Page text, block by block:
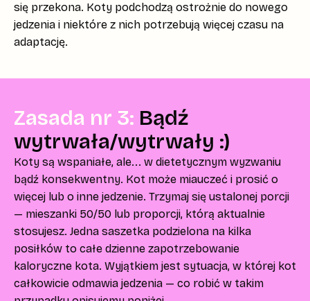
się przekona. Koty podchodzą ostrożnie do nowego
jedzenia i niektóre z nich potrzebują więcej czasu na
adaptację.
Zasada nr 3: Bądź
wytrwała/wytrwały :)
Koty są wspaniałe, ale... w dietetycznym wyzwaniu
bądź konsekwentny. Kot może miauczeć i prosić o
więcej lub o inne jedzenie. Trzymaj się ustalonej porcji
— mieszanki 50/50 lub proporcji, którą aktualnie
stosujesz. Jedna saszetka podzielona na kilka
posiłków to całe dzienne zapotrzebowanie
kaloryczne kota. Wyjątkiem jest sytuacja, w której kot
całkowicie odmawia jedzenia — co robić w takim